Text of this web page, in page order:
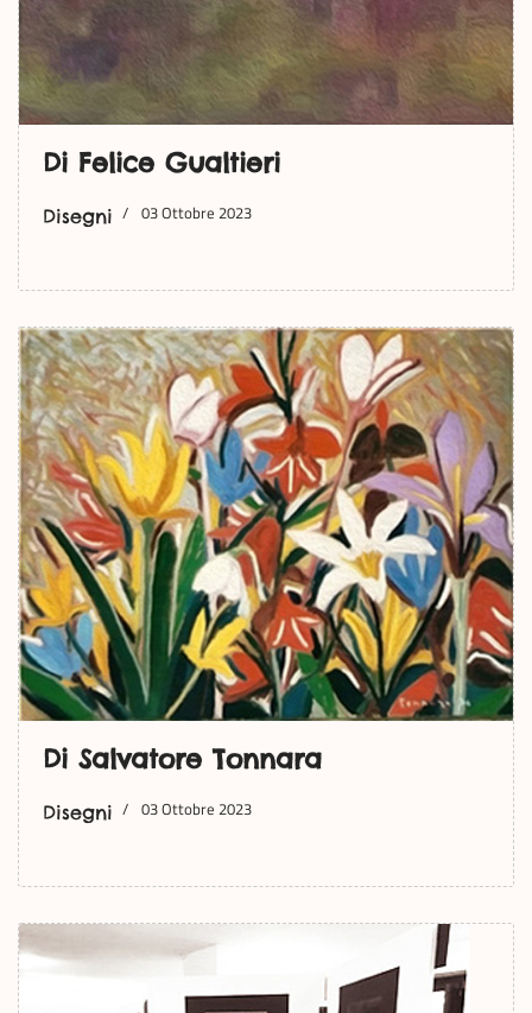
Di Felice Gualtieri
Disegni 03 Ottobre 2023
Di Salvatore Tonnara
Disegni 03 Ottobre 2023